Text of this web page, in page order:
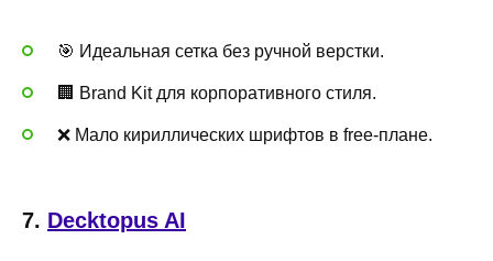
🎯 Идеальная сетка без ручной верстки.
🏢 Brand Kit для корпоративного стиля.
❌ Мало кириллических шрифтов в free-плане.
7. Decktopus AI